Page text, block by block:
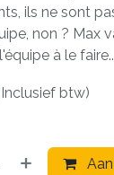
ils ne sont
non ? Max
à le
btw)